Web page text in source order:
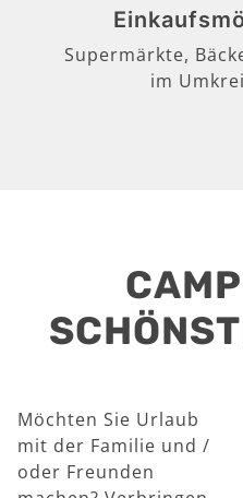
Supermärkte,
im
Möchten Sie Urlaub
mit der Familie und /
oder Freunden
ruhiger, kommunal
geführter
Campingplatz.